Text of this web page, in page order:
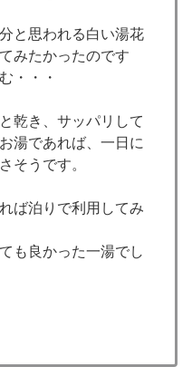
と思われる白い湯花
みたかったのです
・・・
乾き、サッパリして
湯であれば、一日に
そうです。
ば泊りで利用してみ
も良かった一湯でし